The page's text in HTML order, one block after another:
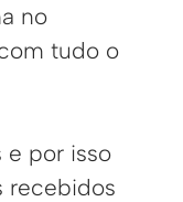
no
tudo o
e por isso
recebidos